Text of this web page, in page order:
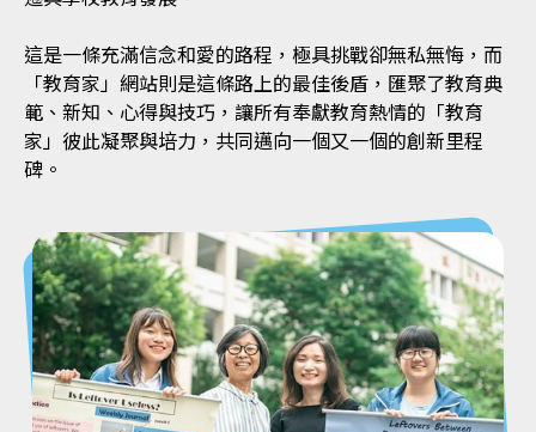
這是一條充滿信念和愛的路程，極具挑戰卻無私無悔，而
「教育家」網站則是這條路上的最佳後盾，匯聚了教育典
範、新知、心得與技巧，讓所有奉獻教育熱情的「教育
家」彼此凝聚與培力，共同邁向一個又一個的創新里程
碑。